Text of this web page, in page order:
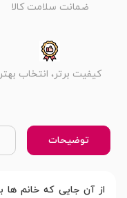
ضمانت سلامت کالا
کیفیت برتر، انتخاب بهتر
توضیحات
از آن جایی که خانم‌ ها